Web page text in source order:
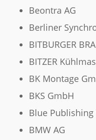
Beontra AG
Berliner
BITBURGER
BITZER
BK Montage
BKS GmbH
Blue
BMW AG